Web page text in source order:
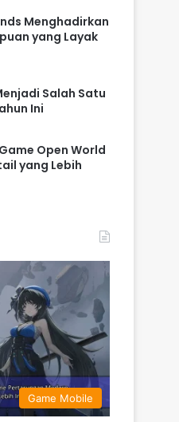
Menghadirkan
yang Layak
Salah Satu
Ini
Open World
yang Lebih
Game Mobile